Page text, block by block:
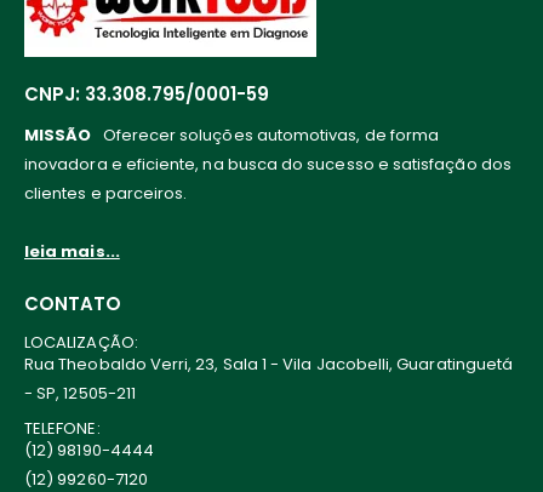
CNPJ: 33.308.795/0001-59
MISSÃO Oferecer soluções automotivas, de forma
inovadora e eficiente, na busca do sucesso e satisfação dos
clientes e parceiros.
leia mais...
CONTATO
LOCALIZAÇÃO:
Rua Theobaldo Verri, 23, Sala 1 - Vila Jacobelli, Guaratinguetá
- SP, 12505-211
TELEFONE:
(12) 98190-4444
(12) 99260-7120